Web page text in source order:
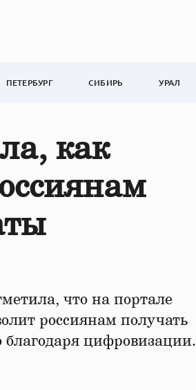
ПЕТЕРБУРГ СИБИРЬ УРАЛ
как
что на портале
россиянам получать
благодаря цифровизации.